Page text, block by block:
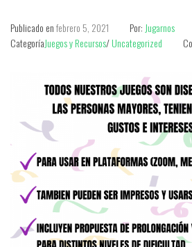
Publicado enfebrero 5, 2021 Por: Jugarnos
CategoríaJuegos y Recursos/Uncategorized